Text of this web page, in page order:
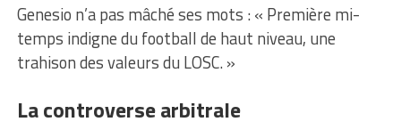
Genesio n’a pas mâché ses mots : « Première mi-
temps indigne du football de haut niveau, une
trahison des valeurs du LOSC. »
La controverse arbitrale